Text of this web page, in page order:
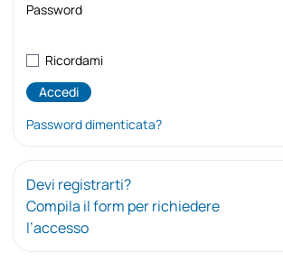
Password
Ricordami
Password dimenticata?
Devi registrarti?
Compila il form per richiedere
l’accesso